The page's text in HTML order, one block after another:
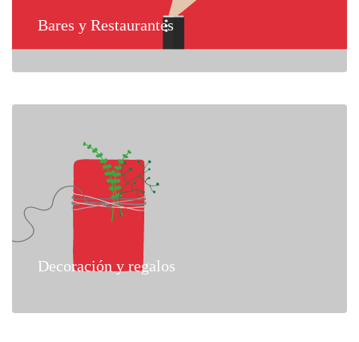
Bares y Restaurantes
Decoración y regalos